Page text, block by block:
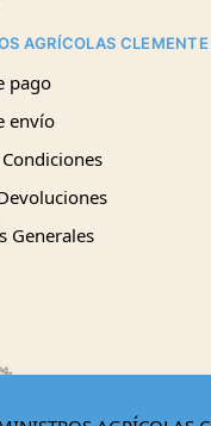
AGRÍCOLAS CLEMENTE
pago
envío
Generales